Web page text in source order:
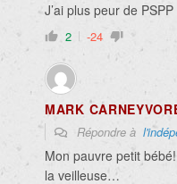
J’ai plus peur de
2 -24
MARK
Répondre à
Mon pauvre petit
la veilleuse…